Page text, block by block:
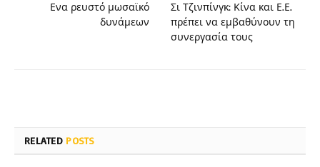
Ενα ρευστό μωσαϊκό
δυνάμεων
Σι Τζινπίνγκ: Κίνα και Ε.Ε.
πρέπει να εμβαθύνουν τη
συνεργασία τους
RELATED POSTS